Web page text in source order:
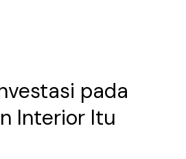
pada
Interior Itu